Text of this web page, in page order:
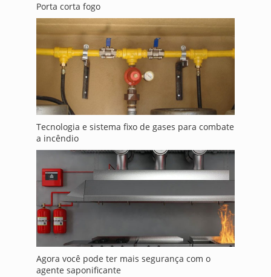
Porta corta fogo
Tecnologia e sistema fixo de gases para combate
a incêndio
Agora você pode ter mais segurança com o
agente saponificante